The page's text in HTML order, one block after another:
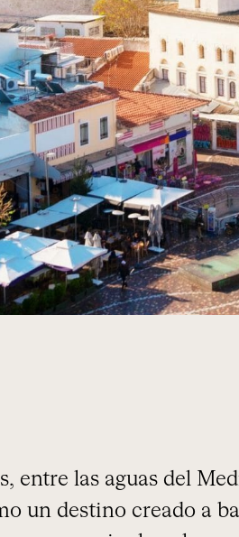
entre las aguas del
un destino creado a